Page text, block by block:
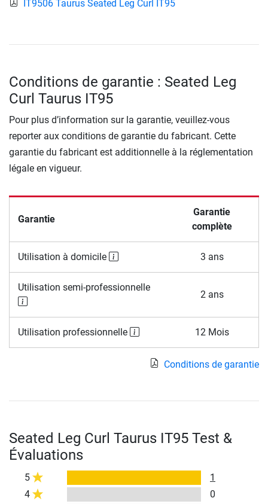
IT9506 Taurus Seated Leg Curl IT95
Conditions de garantie : Seated Leg
Curl Taurus IT95
Pour plus d’information sur la garantie, veuillez-vous
reporter aux conditions de garantie du fabricant. Cette
garantie du fabricant est additionnelle à la réglementation
légale en vigueur.
Garantie
Garantie
complète
Utilisation à domicile 3 ans
Utilisation semi-professionnelle
2 ans
Utilisation professionnelle 12 Mois
Conditions de garantie
Seated Leg Curl Taurus IT95 Test &
Évaluations
5
1
4
0